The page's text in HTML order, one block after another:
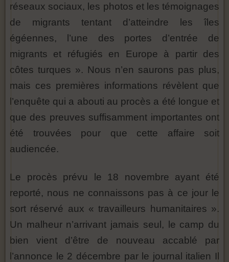
réseaux sociaux, les photos et les témoignages
de migrants tentant d’atteindre les îles
égéennes, l’une des portes d’entrée de
migrants et réfugiés en Europe à partir des
côtes turques ». Nous n’en saurons pas plus,
mais ces premières informations révèlent que
l’enquête qui a abouti au procès a été longue et
que des preuves suffisamment importantes ont
été trouvées pour que cette affaire soit
audiencée.
Le procès prévu le 18 novembre ayant été
reporté, nous ne connaissons pas à ce jour le
sort réservé aux « travailleurs humanitaires ».
Un malheur n’arrivant jamais seul, le camp du
bien vient d’être de nouveau accablé par
l’annonce le 2 décembre par le journal italien Il